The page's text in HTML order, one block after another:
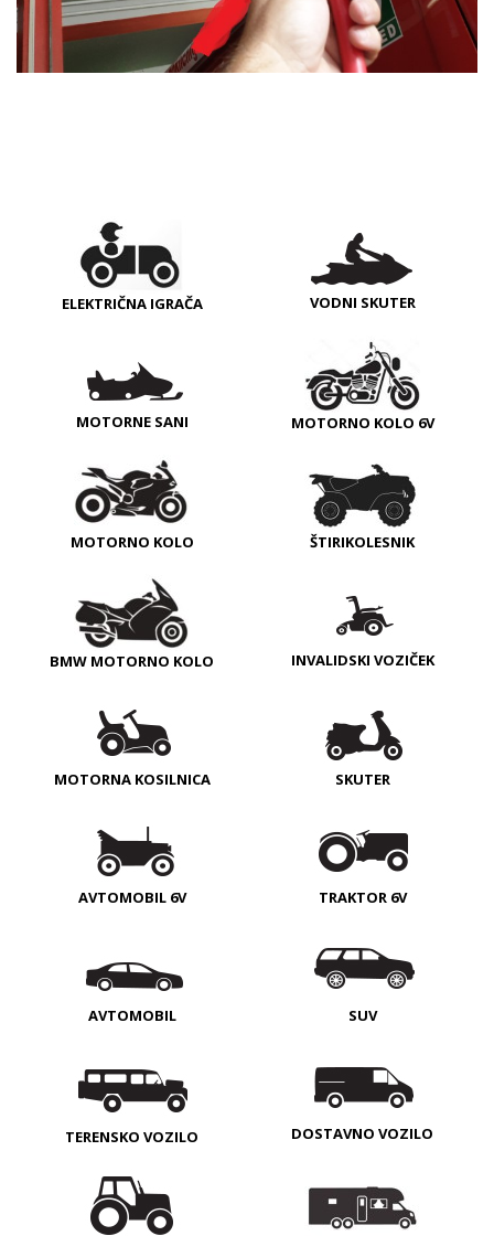
ELEKTRIČNA IGRAČA VODNI SKUTER
MOTORNE SANI MOTORNO KOLO 6V
MOTORNO KOLO ŠTIRIKOLESNIK
BMW MOTORNO KOLO INVALIDSKI VOZIČEK
MOTORNA KOSILNICA SKUTER
AVTOMOBIL 6V TRAKTOR 6V
AVTOMOBIL SUV
TERENSKO VOZILO DOSTAVNO VOZILO